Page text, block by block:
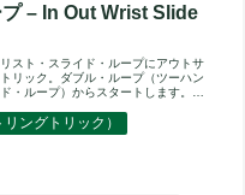
プ – In Out Wrist Slide
スト・スライド・ループにアウトサ
リック。ダブル・ループ（ツーハン
・ループ）からスタートします。次
ングトリック）